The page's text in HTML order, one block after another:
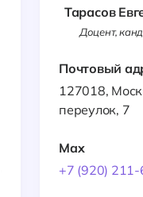
Тарасов
Доцент,
Почтовый
127018,
переулок, 7
Max
+7 (920)